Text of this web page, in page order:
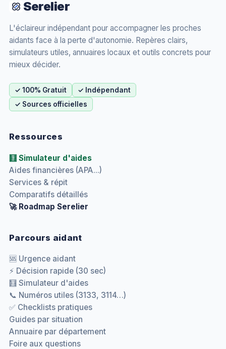
Serelier
L'éclaireur indépendant pour accompagner les proches
aidants face à la perte d'autonomie. Repères clairs,
simulateurs utiles, annuaires locaux et outils concrets pour
mieux décider.
✓ 100% Gratuit
✓ Indépendant
✓ Sources officielles
Ressources
🧮 Simulateur d'aides
Aides financières (APA...)
Services & répit
Comparatifs détaillés
🚀 Roadmap Serelier
Parcours aidant
🆘 Urgence aidant
⚡ Décision rapide (30 sec)
🧮 Simulateur d'aides
📞 Numéros utiles (3133, 3114…)
✅ Checklists pratiques
Guides par situation
Annuaire par département
Foire aux questions